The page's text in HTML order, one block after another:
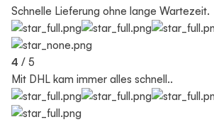
Schnelle Lieferung ohne lange Wartezeit.
4 / 5
Mit DHL kam immer alles schnell..